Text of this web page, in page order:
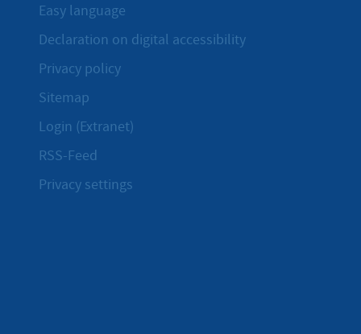
Easy language
Declaration on digital accessibility
Privacy policy
Sitemap
Login (Extranet)
RSS-Feed
Privacy settings